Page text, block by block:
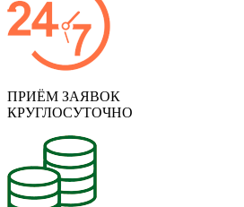
ПРИЁМ ЗАЯВОК
КРУГЛОСУТОЧНО